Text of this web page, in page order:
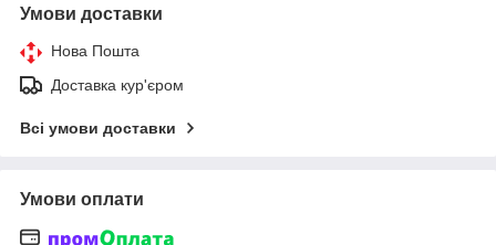
Умови доставки
Нова Пошта
Доставка кур'єром
Всі умови доставки
Умови оплати